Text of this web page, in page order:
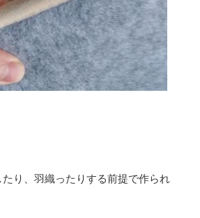
り、羽織ったりする前提で作られ